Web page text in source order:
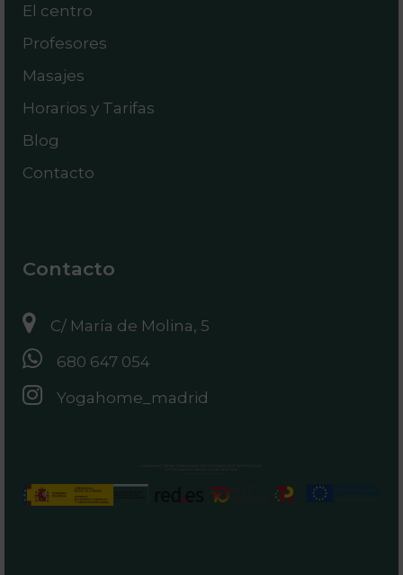
El centro
Profesores
Masajes
Horarios y Tarifas
Blog
Contacto
Contacto
C/ María de Molina, 5
680 647 054
Yogahome_madrid